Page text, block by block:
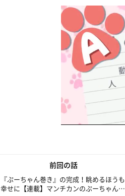
前回の話
『ぷーちゃん巻き』の完成！眺めるほうも
幸せに【連載】マンチカンのぷーちゃん